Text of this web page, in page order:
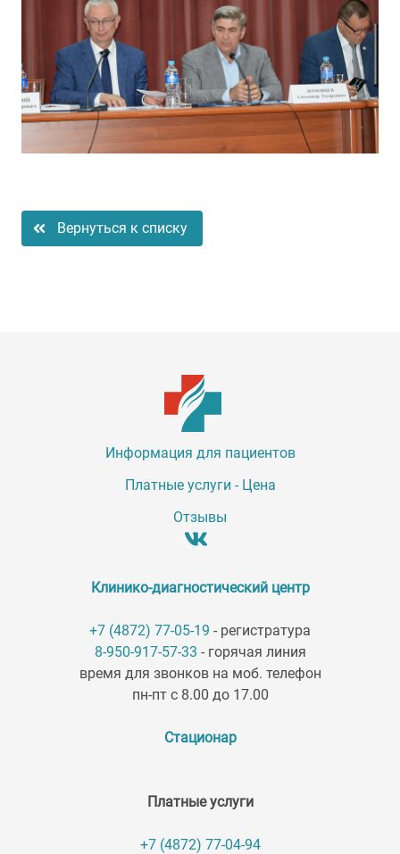
Вернуться к списку
Информация для пациентов
Платные услуги - Цена
Отзывы
Клинико-диагностический центр
+7 (4872) 77-05-19 - регистратура
8-950-917-57-33 - горячая линия
время для звонков на моб. телефон
пн-пт с 8.00 до 17.00
Стационар
Платные услуги
+7 (4872) 77-04-94